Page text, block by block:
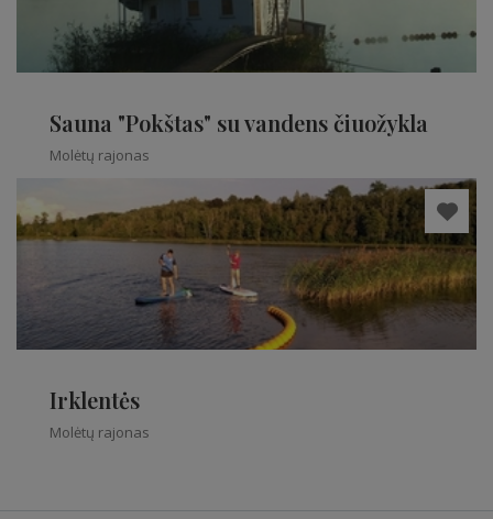
Sauna "Pokštas" su vandens čiuožykla
Molėtų rajonas
Irklentės
Molėtų rajonas